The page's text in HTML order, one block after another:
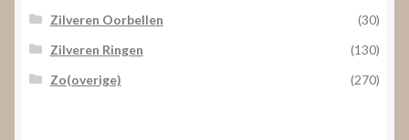
Zilveren Oorbellen
(30)
Zilveren Ringen
(130)
Zo(overige)
(270)